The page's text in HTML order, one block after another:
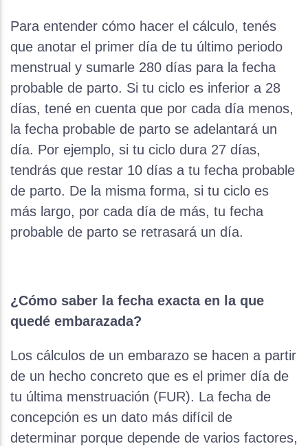
Para entender cómo hacer el cálculo, tenés
que anotar el primer día de tu último periodo
menstrual y sumarle 280 días para la fecha
probable de parto. Si tu ciclo es inferior a 28
días, tené en cuenta que por cada día menos,
la fecha probable de parto se adelantará un
día. Por ejemplo, si tu ciclo dura 27 días,
tendrás que restar 10 días a tu fecha probable
de parto. De la misma forma, si tu ciclo es
más largo, por cada día de más, tu fecha
probable de parto se retrasará un día.
¿Cómo saber la fecha exacta en la que
quedé embarazada?
Los cálculos de un embarazo se hacen a partir
de un hecho concreto que es el primer día de
tu última menstruación (FUR). La fecha de
concepción es un dato más difícil de
determinar porque depende de varios factores,